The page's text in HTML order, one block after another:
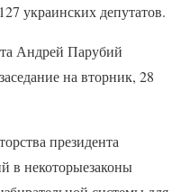
украинских депутатов.
Андрей Парубий
на вторник, 28
президента
в некоторыезаконы